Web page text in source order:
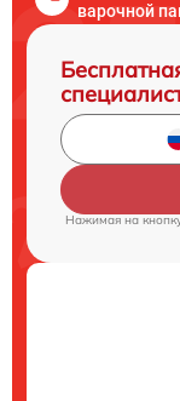
варочной
Нажимая на